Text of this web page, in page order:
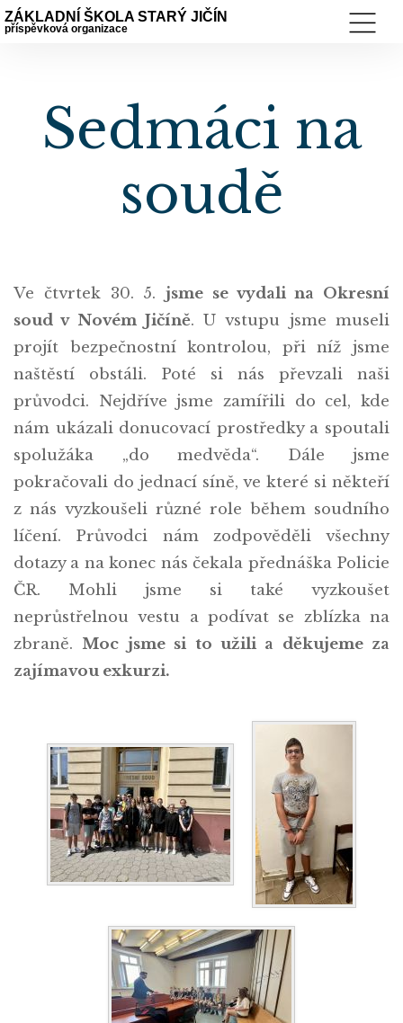
ZÁKLADNÍ ŠKOLA STARÝ JIČÍN
příspěvková organizace
Sedmáci na
soudě
Ve čtvrtek 30. 5. jsme se vydali na Okresní
soud v Novém Jičíně. U vstupu jsme museli
projít bezpečnostní kontrolou, při níž jsme
naštěstí obstáli. Poté si nás převzali naši
průvodci. Nejdříve jsme zamířili do cel, kde
nám ukázali donucovací prostředky a spoutali
spolužáka „do medvěda“. Dále jsme
pokračovali do jednací síně, ve které si někteří
z nás vyzkoušeli různé role během soudního
líčení. Průvodci nám zodpověděli všechny
dotazy a na konec nás čekala přednáška Policie
ČR. Mohli jsme si také vyzkoušet
neprůstřelnou vestu a podívat se zblízka na
zbraně. Moc jsme si to užili a děkujeme za
zajímavou exkurzi.